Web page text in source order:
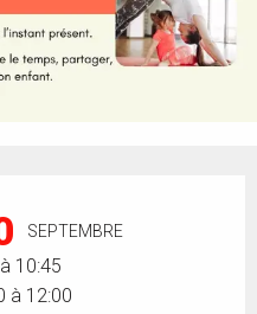
SEPTEMBRE
10:45
à 12:00